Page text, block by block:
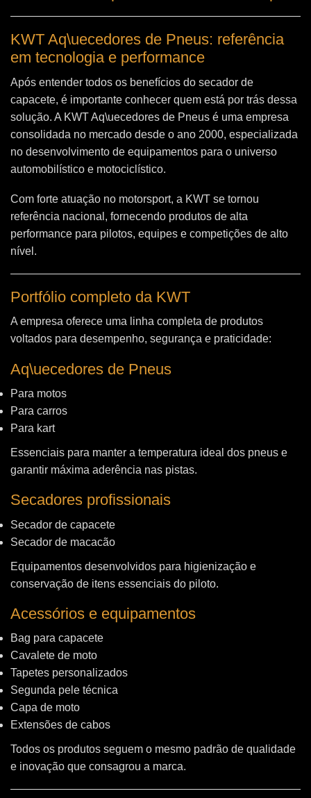
KWT Aq\uecedores de Pneus: referência
em tecnologia e performance
Após entender todos os benefícios do secador de
capacete, é importante conhecer quem está por trás dessa
solução. A KWT Aq\uecedores de Pneus é uma empresa
consolidada no mercado desde o ano 2000, especializada
no desenvolvimento de equipamentos para o universo
automobilístico e motociclístico.
Com forte atuação no motorsport, a KWT se tornou
referência nacional, fornecendo produtos de alta
performance para pilotos, equipes e competições de alto
nível.
Portfólio completo da KWT
A empresa oferece uma linha completa de produtos
voltados para desempenho, segurança e praticidade:
Aq\uecedores de Pneus
Para motos
Para carros
Para kart
Essenciais para manter a temperatura ideal dos pneus e
garantir máxima aderência nas pistas.
Secadores profissionais
Secador de capacete
Secador de macacão
Equipamentos desenvolvidos para higienização e
conservação de itens essenciais do piloto.
Acessórios e equipamentos
Bag para capacete
Cavalete de moto
Tapetes personalizados
Segunda pele técnica
Capa de moto
Extensões de cabos
Todos os produtos seguem o mesmo padrão de qualidade
e inovação que consagrou a marca.